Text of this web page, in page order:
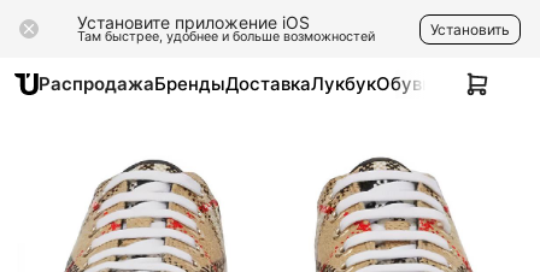
Установите приложение iOS
Там быстрее, удобнее и больше возможностей Установить
РаспродажаБрендыДоставкаЛукбукОбувь Одежда